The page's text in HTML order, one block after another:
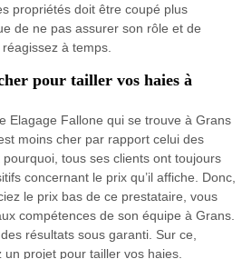
propriétés doit être coupé plus
de ne pas assurer son rôle et de
à temps.
pour tailler vos haies à
Elagage Fallone qui se trouve à Grans
moins cher par rapport celui des
pourquoi, tous ses clients ont toujours
concernant le prix qu’il affiche. Donc,
le prix bas de ce prestataire, vous
compétences de son équipe à Grans.
résultats sous garanti. Sur ce,
projet pour tailler vos haies.